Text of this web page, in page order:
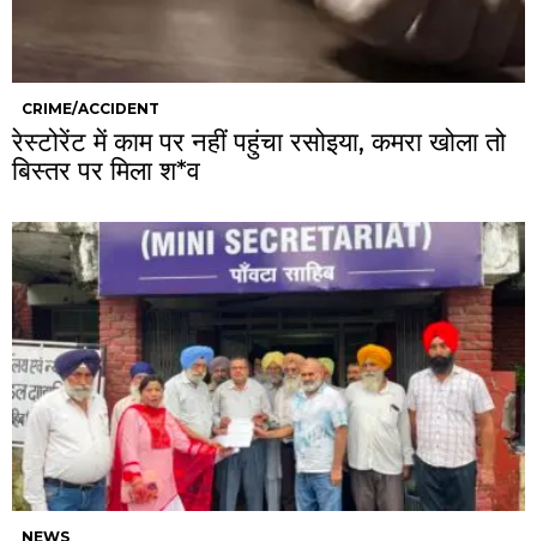
CRIME/ACCIDENT
रेस्टोरेंट में काम पर नहीं पहुंचा रसोइया, कमरा खोला तो
बिस्तर पर मिला श*व
NEWS